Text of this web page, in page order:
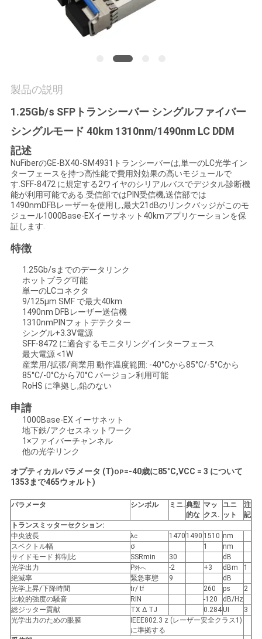
絡
し
な
さ
い
ニ
ュ
要
な
さ
い
地
図
プ
製品の説明
1.25Gb/s SFPトランシーバー シングルファイバー
シングルモード 40km 1310nm/1490nm LC DDM
記述
NuFiberのGE-BX40-SM4931トランシーバーは,単一のLC光学イン
ターフェースを持つ高性能で費用対効果の高いモジュールで
す.SFF-8472 に規定する2ワイヤのシリアルバスでデジタル診断機
能が利用可能である.受信部ではPIN受信機,送信部では
1490nmDFBレーザーを使用し,最大21dBのリンクバッジがこのモ
ジュール1000Base-EXイーサネット40kmアプリケーションを保
証します.
特徴
1.25Gb/sまでのデータリンク
ホットプラグ可能
単一のLCコネクタ
9/125μm SMF で最大40km
1490nm DFBレーザー送信機
1310nmPINフォトデテクター
シングル+3.3V電源
SFF-8472 に適合するモニタリングインターフェース
最大電源 <1W
産業用/拡張/商業用 動作温度範囲: -40°Cから85°C/-5°Cから
85°C/-0°Cから70°C バージョン利用可能
RoHS に準拠し,鉛のない
申請
1000Base-EX イーサネット
地下鉄/アクセスネットワーク
1×ファイバーチャンネル
他の光学リンク
オプティカルパラメータ (T)OP=-40歳に85°C,VCC = 3 について
1353まで465ウォルト)
パラメータ シンボル ミニ.典型
的な
マッ
クス.
ユニ
ット
注
記
トランスミッターセクション:
中央波長
λc 1470 1490 1510 nm
スペクトル幅
σ 1
nm
サイドモード 抑制比
SSRmin 30
dB
光学出力
P外へ -2 +3 dBm
1
絶滅率
緊急事態 9
dB
光学上昇/下降時間
tr/ tf 260 ps
2
比較的強度の騒音
RIN -120
dB/Hz
総ジッター貢献
TX Δ TJ 0.284 UI
3
光学出力のための眼膜
IEEE802.3 z (レーザー安全クラス1)
に準拠する